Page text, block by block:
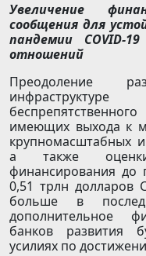
Увеличение
сообщения для
пандемии COVID-
отношений
Преодоление
имеющих выхода к
крупномасштабных
а также оценки
финансирования до
0,51 трлн долларов
больше в
дополнительное
банков развития
усилиях по